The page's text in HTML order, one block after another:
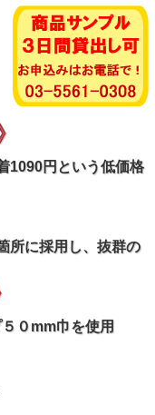
円という低価格
に採用し、抜群の
０mm巾を使用